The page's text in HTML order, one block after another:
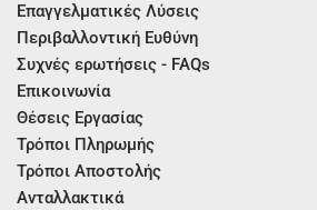
Επαγγελματικές Λύσεις
Περιβαλλοντική Ευθύνη
Συχνές ερωτήσεις - FAQs
Επικοινωνία
Θέσεις Εργασίας
Τρόποι Πληρωμής
Τρόποι Αποστολής
Ανταλλακτικά